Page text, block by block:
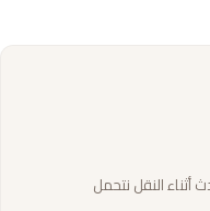
أي ضرر يحدث أثناء النقل نتحمل